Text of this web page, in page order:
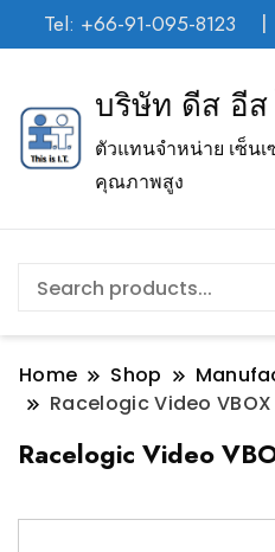
Tel: +66-91-095-8123
บริษัท ดีส อี
ตัวแทนจำหน่าย เซ็น
คุณภาพสูง
Home Shop
Racelogic Video VBOX
Racelogic Video